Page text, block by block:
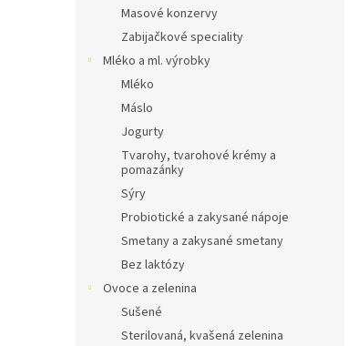
Masové konzervy
Zabijačkové speciality
Mléko a ml. výrobky
Mléko
Máslo
Jogurty
Tvarohy, tvarohové krémy a
pomazánky
Sýry
Probiotické a zakysané nápoje
Smetany a zakysané smetany
Bez laktózy
Ovoce a zelenina
Sušené
Sterilovaná, kvašená zelenina